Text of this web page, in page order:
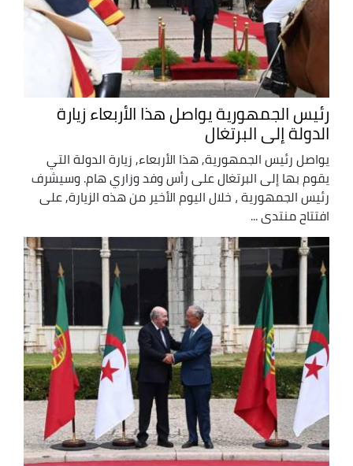
رئيس الجمهورية يواصل هذا الأربعاء زيارة
الدولة إلى البرتغال
يواصل رئيس الجمهورية, هذا الأربعاء, زيارة الدولة التي
يقوم بها إلى البرتغال على رأس وفد وزاري هام. وسيشرف
رئيس الجمهورية ، خلال اليوم الأخير من هذه الزيارة, على
افتتاح منتدى ...